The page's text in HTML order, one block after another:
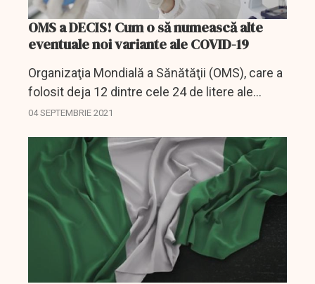
OMS a DECIS! Cum o să numească alte
eventuale noi variante ale COVID-19
Organizaţia Mondială a Sănătăţii (OMS), care a
folosit deja 12 dintre cele 24 de litere ale
alfabetului grec pentru a denumi variante ale
eventuale...
04 SEPTEMBRIE 2021